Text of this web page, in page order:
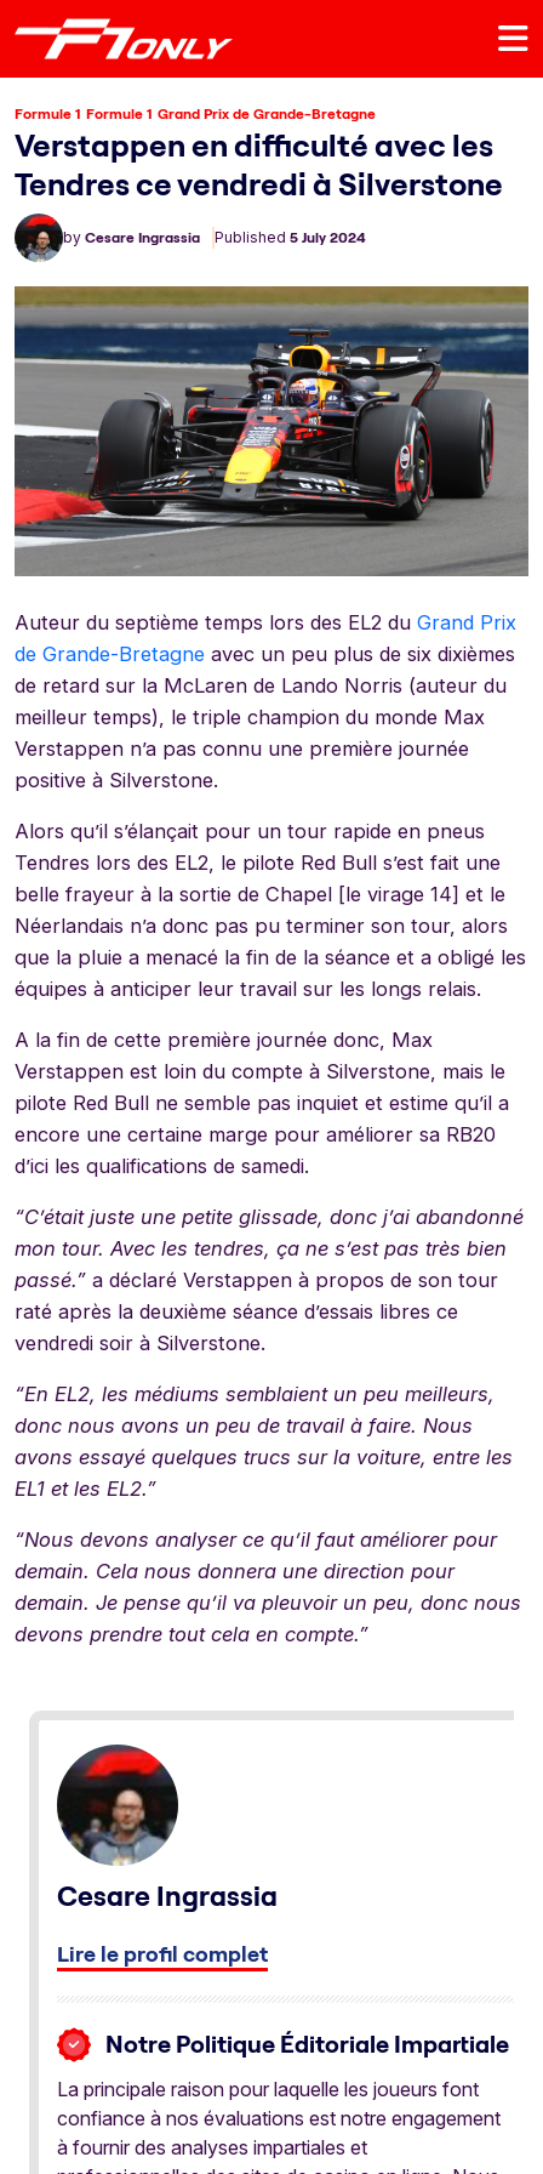
Formule 1 Formule 1 Grand Prix de Grande-Bretagne
Verstappen en difficulté avec les
Tendres ce vendredi à Silverstone
by Cesare Ingrassia Published 5 July 2024
Auteur du septième temps lors des EL2 du Grand Prix
de Grande-Bretagne avec un peu plus de six dixièmes
de retard sur la McLaren de Lando Norris (auteur du
meilleur temps), le triple champion du monde Max
Verstappen n’a pas connu une première journée
positive à Silverstone.
Alors qu’il s’élançait pour un tour rapide en pneus
Tendres lors des EL2, le pilote Red Bull s’est fait une
belle frayeur à la sortie de Chapel [le virage 14] et le
Néerlandais n’a donc pas pu terminer son tour, alors
que la pluie a menacé la fin de la séance et a obligé les
équipes à anticiper leur travail sur les longs relais.
A la fin de cette première journée donc, Max
Verstappen est loin du compte à Silverstone, mais le
pilote Red Bull ne semble pas inquiet et estime qu’il a
encore une certaine marge pour améliorer sa RB20
d’ici les qualifications de samedi.
“C’était juste une petite glissade, donc j’ai abandonné
mon tour. Avec les tendres, ça ne s’est pas très bien
passé.” a déclaré Verstappen à propos de son tour
raté après la deuxième séance d’essais libres ce
vendredi soir à Silverstone.
“En EL2, les médiums semblaient un peu meilleurs,
donc nous avons un peu de travail à faire. Nous
avons essayé quelques trucs sur la voiture, entre les
EL1 et les EL2.”
“Nous devons analyser ce qu’il faut améliorer pour
demain. Cela nous donnera une direction pour
demain. Je pense qu’il va pleuvoir un peu, donc nous
devons prendre tout cela en compte.”
Cesare Ingrassia
Lire le profil complet
Notre Politique Éditoriale Impartiale
La principale raison pour laquelle les joueurs font
confiance à nos évaluations est notre engagement
à fournir des analyses impartiales et